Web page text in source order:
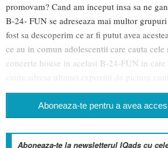
promovam? Cand am inceput insa sa ne
B-24- FUN se adreseaza mai multor
fost sa descoperim ce ar fi putut avea
ce au in comun adolescentii care cauta
concerte house in acelasi B-24-FUN in
cauta adresa ultimei expozitii de pictura
Aboneaza-te pentru a avea
Aboneaza-te la newsletterul IQads cu